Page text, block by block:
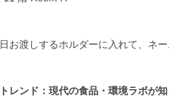
お渡しするホルダーに入れて、ネ
レンド：現代の食品・環境ラボが